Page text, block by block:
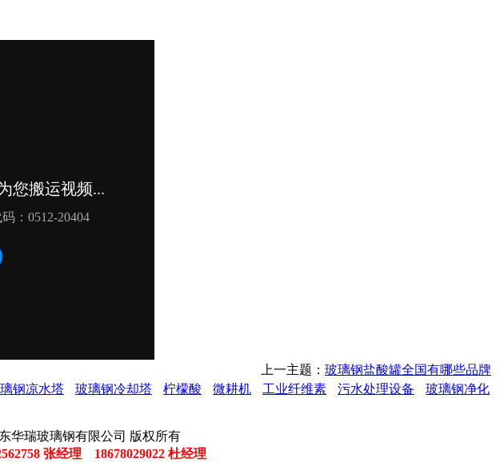
上一主题： 玻璃钢盐酸罐全国有哪些品牌
钢凉水塔 玻璃钢冷却塔 柠檬酸 微耕机 工业纤维素 污水处理设备
玻璃钢净化
东华瑞玻璃钢有限公司 版权所有
张经理 18678029022 杜经理